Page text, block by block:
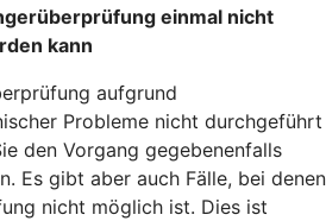
einmal nicht
kann
aufgrund
Probleme nicht durchgeführt
den Vorgang gegebenenfalls
Es gibt aber auch Fälle, bei denen
nicht möglich ist. Dies ist